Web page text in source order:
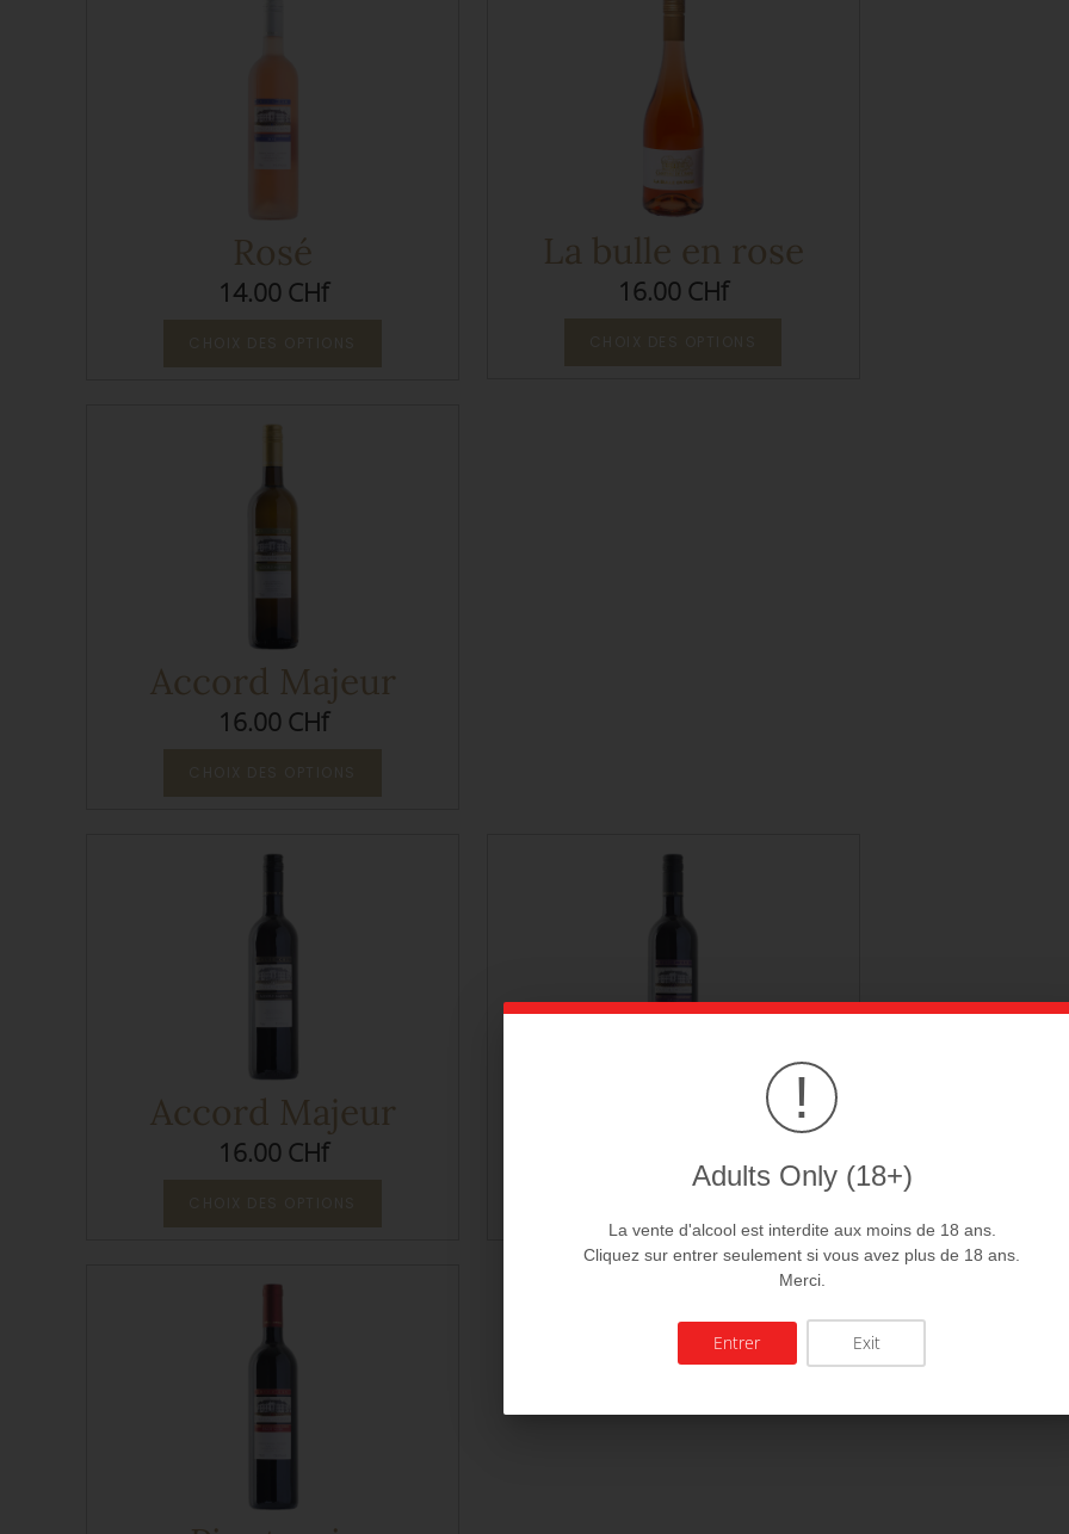
Rosé
14.00 CHf
La bulle en rose
16.00 CHf
Accord Majeur
16.00 CHf
Accord Majeur
16.00 CHf
!
Adults Only (18+)
La vente d'alcool est interdite aux moins de 18 ans.
Cliquez sur entrer seulement si vous avez plus de 18 ans.
Merci.
Entrer Exit